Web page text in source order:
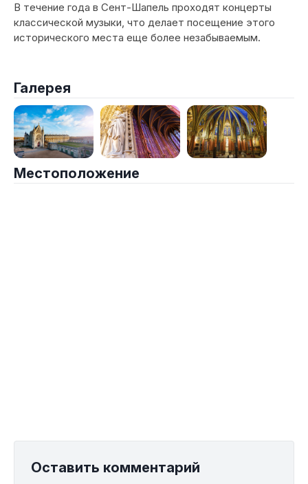
В течение года в Сент-Шапель проходят концерты
классической музыки, что делает посещение этого
исторического места еще более незабываемым.
Галерея
Местоположение
Оставить комментарий